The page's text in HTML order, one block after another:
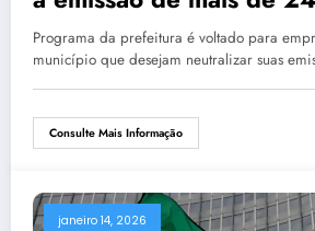
toneladas de carbono
Programa da prefeitura é voltado para
município que desejam neutralizar suas
Consulte Mais Informação
janeiro 14, 2026